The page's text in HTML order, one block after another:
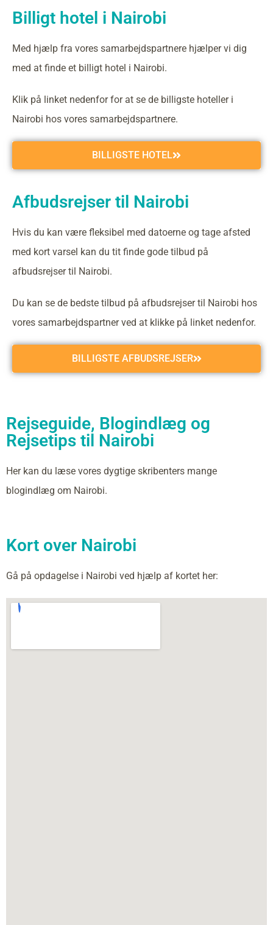
Billigt hotel i Nairobi
Med hjælp fra vores samarbejdspartnere hjælper vi dig
med at finde et billigt hotel i Nairobi.
Klik på linket nedenfor for at se de billigste hoteller i
Nairobi hos vores samarbejdspartnere.
BILLIGSTE HOTEL
Afbudsrejser til Nairobi
Hvis du kan være fleksibel med datoerne og tage afsted
med kort varsel kan du tit finde gode tilbud på
afbudsrejser til Nairobi.
Du kan se de bedste tilbud på afbudsrejser til Nairobi hos
vores samarbejdspartner ved at klikke på linket nedenfor.
BILLIGSTE AFBUDSREJSER
Rejseguide, Blogindlæg og
Rejsetips til Nairobi
Her kan du læse vores dygtige skribenters mange
blogindlæg om Nairobi.
Kort over Nairobi
Gå på opdagelse i Nairobi ved hjælp af kortet her: